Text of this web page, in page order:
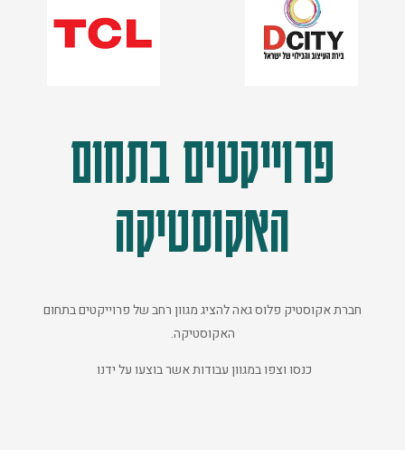
פרוייקטים בתחום
האקוסטיקה
חברת אקוסטיק פלוס גאה להציג מגוון רחב של פרוייקטים בתחום
האקוסטיקה.
כנסו וצפו במגוון עבודות אשר בוצעו על ידנו